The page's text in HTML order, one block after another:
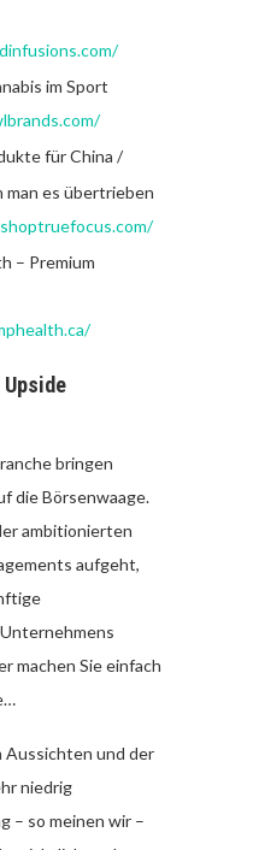
im Sport
für China /
man es übertrieben
– Premium
bringen
die Börsenwaage.
ambitionierten
aufgeht,
machen Sie einfach
Aussichten und der
niedrig
– so meinen wir –